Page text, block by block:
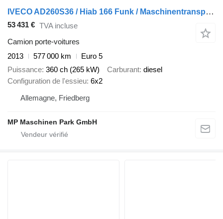
IVECO AD260S36 / Hiab 166 Funk / Maschinentransporter
53 431 € TVA incluse
Camion porte-voitures
2013
577 000 km
Euro 5
Puissance 360 ch (265 kW) Carburant diesel
Configuration de l'essieu 6x2
Allemagne, Friedberg
MP Maschinen Park GmbH